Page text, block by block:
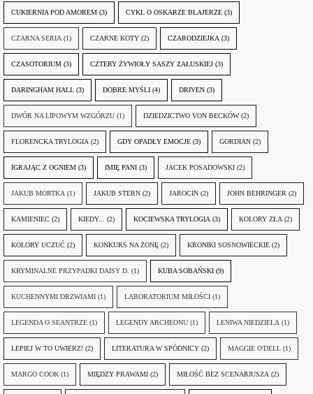
CUKIERNIA POD AMOREM (3) CYKL O OSKARZE BLAJERZE (3)
CZARNA SERIA (1) CZARNE KOTY (2) CZARODZIEJKA (3)
CZASOTORIUM (3) CZTERY ŻYWIOŁY SASZY ZAŁUSKIEJ (3)
DARINGHAM HALL (3) DOBRE MYŚLI (4) DRIVEN (3)
DWÓR NA LIPOWYM WZGÓRZU (1) DZIEDZICTWO VON BECKÓW (2)
FLORENCKA TRYLOGIA (2) GDY OPADŁY EMOCJE (3) GORDIAN (2)
IGRAJĄC Z OGNIEM (3) IMIĘ PANI (3) JACEK POSADOWSKI (2)
JAKUB MORTKA (1) JAKUB STERN (2) JAROCIN (2) JOHN BEHRINGER (2)
KAMIENIEC (2) KIEDY... (2) KOCIEWSKA TRYLOGIA (3) KOLORY ZŁA (2)
KOLORY UCZUĆ (2) KONKURS NA ŻONĘ (2) KRONIKI SOSNOWIECKIE (2)
KRYMINALNE PRZYPADKI DAISY D. (1) KUBA SOBAŃSKI (9)
KUCHENNYMI DRZWIAMI (1) LABORATORIUM MIŁOŚCI (1)
LEGENDA O SEANTRZE (1) LEGENDY ARCHEONU (1) LENIWA NIEDZIELA (1)
LEPIEJ W TO UWIERZ! (2) LITERATURA W SPÓDNICY (2) MAGGIE O'DELL (1)
MARGO COOK (1) MIĘDZY PRAWAMI (2) MIŁOŚĆ BEZ SCENARIUSZA (2)